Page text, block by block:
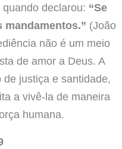
declarou: “Se
mandamentos.” (João
não é um meio
de amor a Deus. A
justiça e santidade,
a vivê-la de maneira
humana.